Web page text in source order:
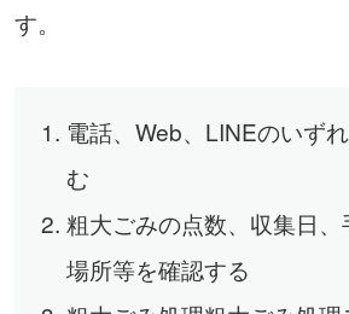
す。
電話、Web、LINEのいず
む
粗大ごみの点数、収集日
場所等を確認する